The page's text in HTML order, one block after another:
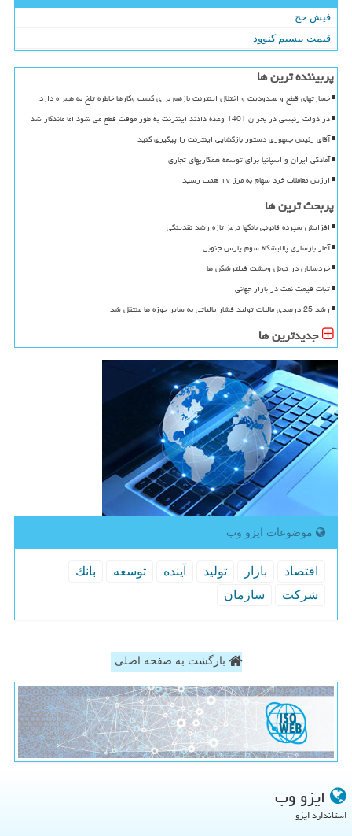
فیش حج
قیمت بیسیم کنوود
پربیننده ترین ها
خسارتهای قطع و محدودیت و اختلال اینترنت بازهم برای کسب وکارها خاطره تلخ به همراه دارد
در دولت رئیسی در بحران 1401 وعده دادند اینترنت به طور موقت قطع می شود اما ماندگار شد
آقای رئیس جمهوری دستور بازگشایی اینترنت را پیگیری کنید
آمادگی ایران و اسپانیا برای توسعه همکاریهای تجاری
ارزش معاملات خرد سهام به مرز ۱۷ همت رسید
پربحث ترین ها
افزایش سپرده قانونی بانکها ترمز تازه رشد نقدینگی
آغاز بازسازی پالایشگاه سوم پارس جنوبی
خردسالان در تونل وحشت فیلترشکن ها
ثبات قیمت نفت در بازار جهانی
رشد 25 درصدی مالیات تولید فشار مالیاتی به سایر حوزه ها منتقل شد
جدیدترین ها
موضوعات ایزو وب
اقتصاد بازار تولید آینده توسعه
بانك
شركت
سازمان
بازگشت به صفحه اصلی
ایزو وب
استاندارد ایزو